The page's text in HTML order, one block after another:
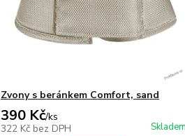
Zvony s beránkem Comfort, sand
390 Kč/ks
322 Kč bez DPH Skladem